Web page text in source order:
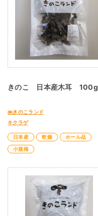
きのこ 日本産木耳 100g
㈱きのこランド
キクラゲ
日本産 乾燥
ホール品
小規格